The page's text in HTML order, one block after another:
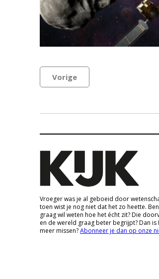
Vorige
Vroeger was je al geboeid door
toen wist je nog niet dat het zo heette.
graag wil weten hoe het écht zit? Die
en de wereld graag beter begrijpt? Dan is
meer missen?Abonneer je dan op onze